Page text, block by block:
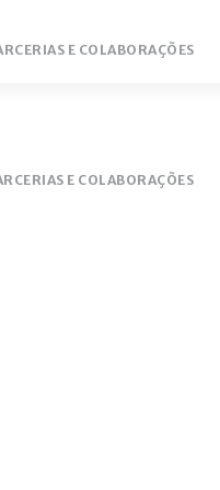
E COLABORAÇÕES
E COLABORAÇÕES